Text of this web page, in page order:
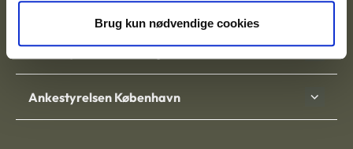
Brug kun nødvendige cookies
Ankestyrelsen Aalborg
Ankestyrelsen København